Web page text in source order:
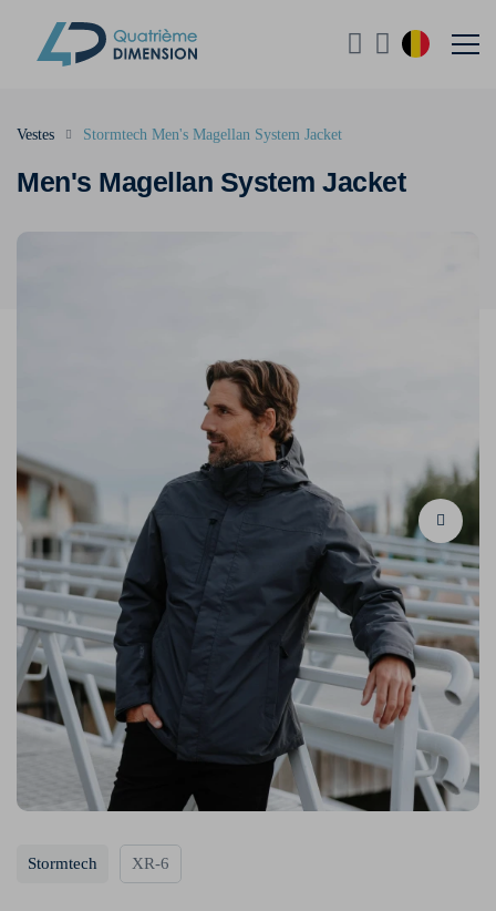
Men's Magellan System Jacket
Vestes Stormtech Men's Magellan System Jacket
Stormtech XR-6